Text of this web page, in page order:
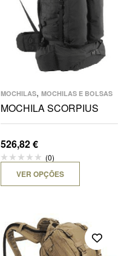
MOCHILAS, MOCHILAS E BOLSAS
MOCHILA SCORPIUS
526,82€
(0)
VER OPÇÕES